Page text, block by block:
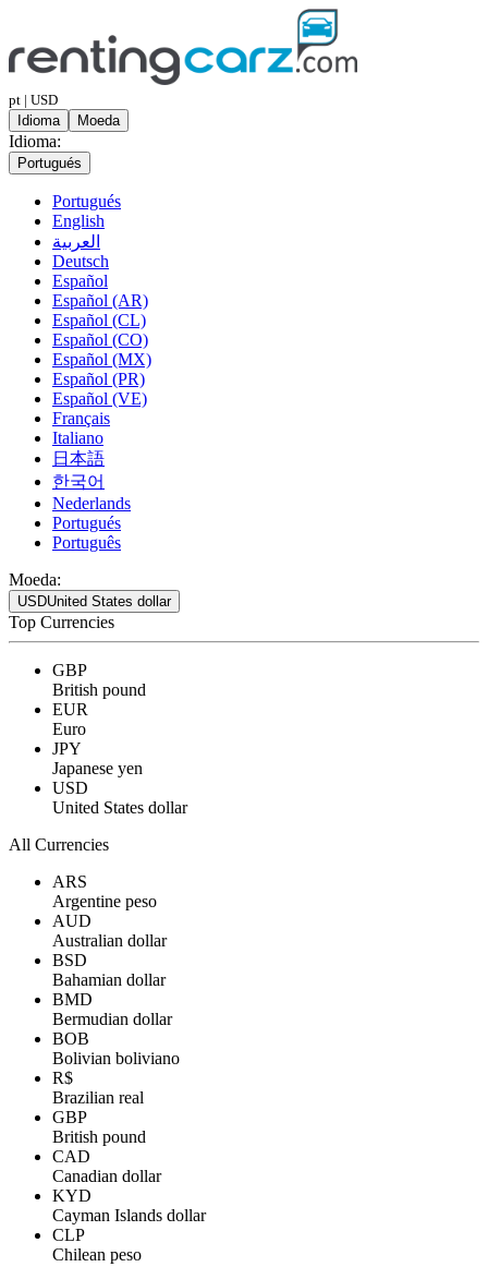
pt | USD
Idioma
Moeda
Idioma:
Portugués
Portugués
English
العربية
Deutsch
Español
Español (AR)
Español (CL)
Español (CO)
Español (MX)
Español (PR)
Español (VE)
Français
Italiano
日本語
한국어
Nederlands
Portugués
Português
Moeda:
USDUnited States dollar
Top Currencies
GBP
British pound
EUR
Euro
JPY
Japanese yen
USD
United States dollar
All Currencies
ARS
Argentine peso
AUD
Australian dollar
BSD
Bahamian dollar
BMD
Bermudian dollar
BOB
Bolivian boliviano
R$
Brazilian real
GBP
British pound
CAD
Canadian dollar
KYD
Cayman Islands dollar
CLP
Chilean peso